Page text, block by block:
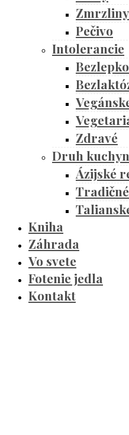
Pečivo
Intolerancie
Zdravé
Druh
Ázijské
Kniha
Záhrada
Vo svete
Fotenie jedla
Kontakt